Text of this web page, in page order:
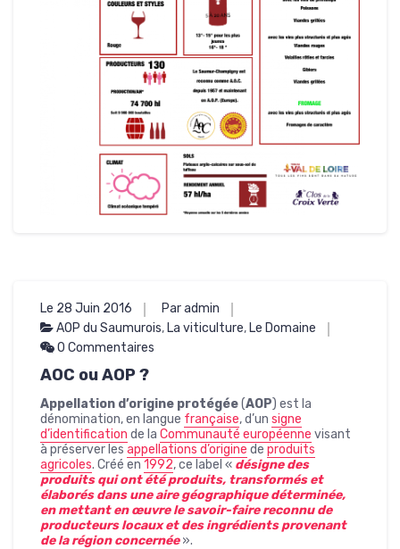
Le 28 Juin 2016
Par admin
AOP du Saumurois, La viticulture, Le Domaine
0 Commentaires
AOC ou AOP ?
Appellation d’origine protégée(AOP) est la
dénomination, en langue française, d’un signe
d’identification de la Communauté européenne visant
à préserver les appellations d’origine de produits
agricoles. Créé en 1992, ce label « désigne des
produits qui ont été produits, transformés et
élaborés dans une aire géographique déterminée,
en mettant en œuvre le savoir-faire reconnu de
producteurs locaux et des ingrédients provenant
de la région concernée».